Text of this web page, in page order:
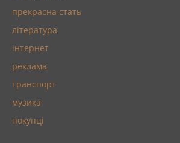
прекрасна стать
література
інтернет
реклама
транспорт
музика
покупці